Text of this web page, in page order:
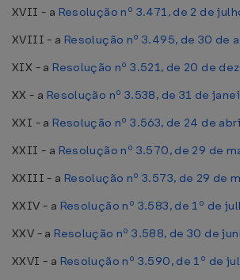
XVII - a Resolução nº 3.471, de 2 de
XVIII - a Resolução nº 3.495, de 30 de
XIX - a Resolução nº 3.521, de 20 de
XX - a Resolução nº 3.538, de 31 de
XXI - a Resolução nº 3.563, de 24 de
XXII - a Resolução nº 3.570, de 29 de
XXIII - a Resolução nº 3.573, de 29 de
XXIV - a Resolução nº 3.583, de 1º de
XXV - a Resolução nº 3.588, de 30 de
XXVI - a Resolução nº 3.590, de 1º de